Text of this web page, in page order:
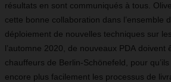
résultats en sont communiqués à tous.
cette bonne collaboration dans l’ensemble
déploiement de nouvelles techniques sur
l’automne 2020, de nouveaux PDA doivent
chauffeurs de Berlin-Schönefeld, pour
encore plus facilement les processus de